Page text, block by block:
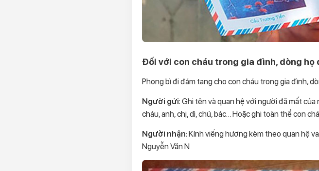
Đối với con cháu trong gia đình, dòng họ
Phong bì đi đám tang cho con cháu trong gia đình,
Người gửi: Ghi tên và quan hệ với người đã mất
cháu, anh, chị, dì, chú, bác… Hoặc ghi toàn thể con
Người nhận: Kính viếng hương kèm theo quan hệ
Nguyễn Văn N